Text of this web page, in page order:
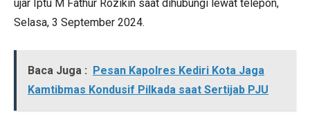
ujar Iptu M Fathur Rozikin saat dihubungi lewat telepon,
Selasa, 3 September 2024.
Baca Juga : Pesan Kapolres Kediri Kota Jaga
Kamtibmas Kondusif Pilkada saat Sertijab PJU